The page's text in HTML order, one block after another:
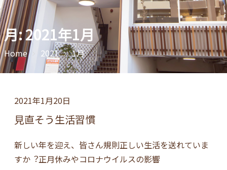
月:2021年1月
Home 2021 1月
2021年1月20日
見直そう生活習慣
新しい年を迎え、皆さん規則正しい生活を送れていま
すか︖正月休みやコロナウイルスの影響